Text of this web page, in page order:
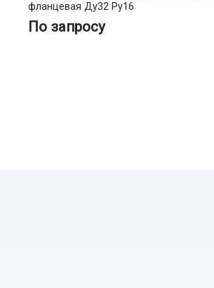
фланцевая Ду32 Ру16
По запросу